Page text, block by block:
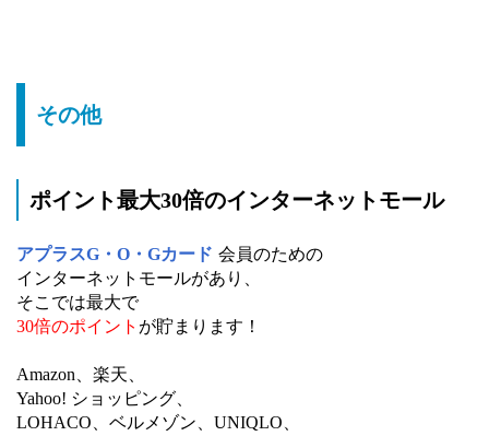
その他
ポイント最大30倍のインターネットモール
アプラスG・O・Gカード 会員のための
インターネットモールがあり、
そこでは最大で
30倍のポイント が貯まります！
Amazon、楽天、
Yahoo! ショッピング、
LOHACO、ベルメゾン、UNIQLO、